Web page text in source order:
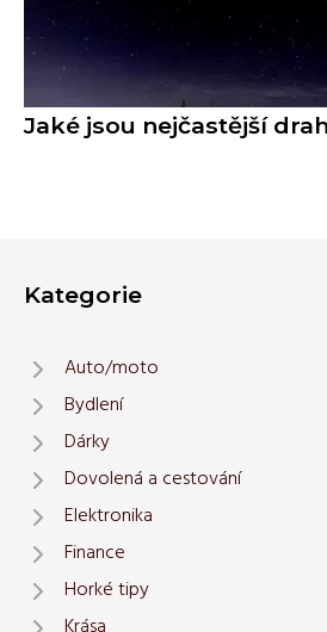
Jaké jsou nejčastější
Kategorie
Auto/moto
Bydlení
Dárky
Dovolená a cestování
Elektronika
Finance
Horké tipy